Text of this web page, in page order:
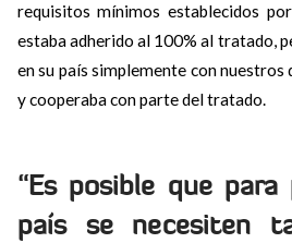
requisitos mínimos establecidos
estaba adherido al 100% al tratado,
en su país simplemente con
y cooperaba con parte del tratado.
“Es posible que
país se necesiten